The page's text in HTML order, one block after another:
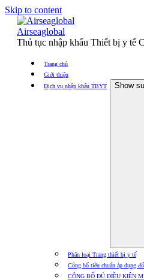
Skip to content
Airseaglobal
Thủ tục nhập khẩu Thiết bị y tế
Trang chủ
Giới thiệu
Dịch vụ nhập khẩu TBYT
Show
Phân loại Trang thiết bị y tế
Công bố tiêu chuẩn áp dụng
CÔNG BỐ ĐỦ ĐIỀU KIỆN